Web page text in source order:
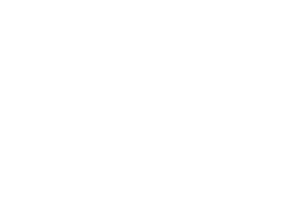
un accès instantané